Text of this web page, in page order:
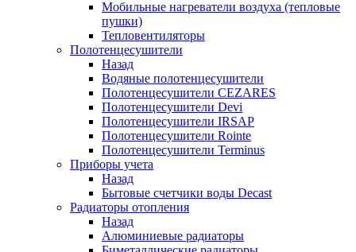
Мобильные нагреватели воздуха (тепловые
пушки)
Тепловентиляторы
Полотенцесушители
Назад
Водяные полотенцесушители
Полотенцесушители CEZARES
Полотенцесушители Devi
Полотенцесушители IRSAP
Полотенцесушители Rointe
Полотенцесушители Terminus
Приборы учета
Назад
Бытовые счетчики воды Decast
Радиаторы отопления
Назад
Алюминиевые радиаторы